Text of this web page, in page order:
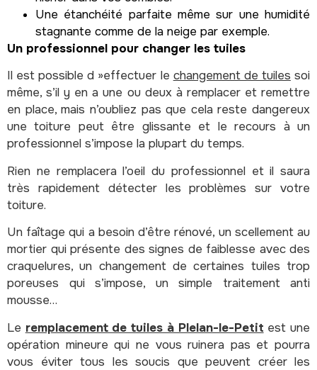
Une étanchéité parfaite même sur une humidité
stagnante comme de la neige par exemple.
Un professionnel pour changer les tuiles
Il est possible d »effectuer le changement de tuiles soi
même, s’il y en a une ou deux à remplacer et remettre
en place, mais n’oubliez pas que cela reste dangereux
une toiture peut être glissante et le recours à un
professionnel s’impose la plupart du temps.
Rien ne remplacera l’oeil du professionnel et il saura
très rapidement détecter les problèmes sur votre
toiture.
Un faîtage qui a besoin d’être rénové, un scellement au
mortier qui présente des signes de faiblesse avec des
craquelures, un changement de certaines tuiles trop
poreuses qui s’impose, un simple traitement anti
mousse…
Le remplacement de tuiles à Plelan-le-Petit est une
opération mineure qui ne vous ruinera pas et pourra
vous éviter tous les soucis que peuvent créer les